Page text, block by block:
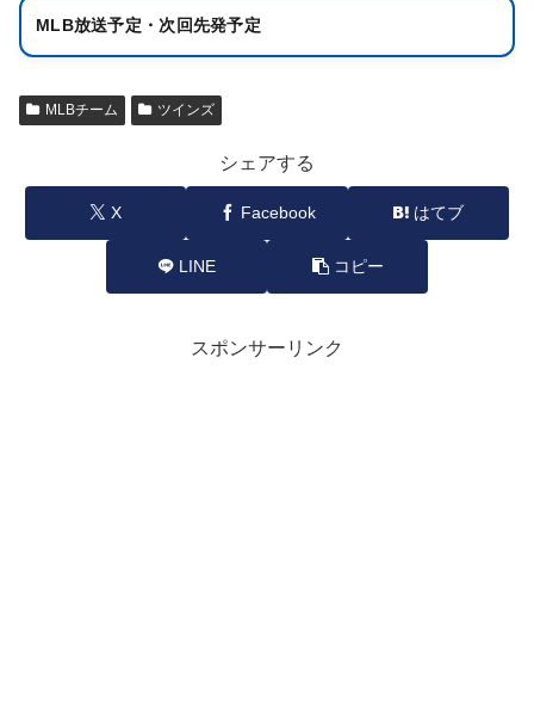
MLB放送予定・次回先発予定
MLBチーム ツインズ
シェアする
X Facebook はてブ
LINE コピー
スポンサーリンク